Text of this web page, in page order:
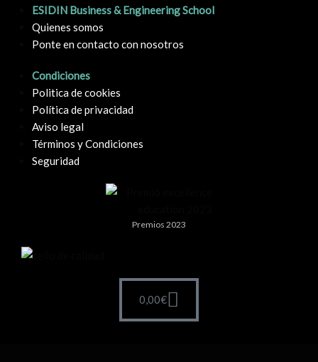
ESIDIN Business & Engineering School
Quienes somos
Ponte en contacto con nosotros
Condiciones
Politica de cookies
Política de privacidad
Aviso legal
Términos y Condiciones
Seguridad
Premios 2023
0,00€